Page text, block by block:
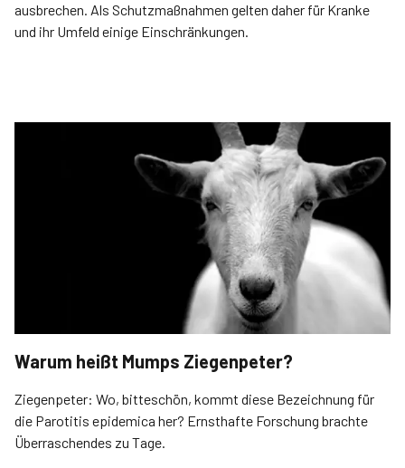
ausbrechen. Als Schutzmaßnahmen gelten daher für Kranke
und ihr Umfeld einige Einschränkungen.
Warum heißt Mumps Ziegenpeter?
Ziegenpeter: Wo, bitteschön, kommt diese Bezeichnung für
die Parotitis epidemica her? Ernsthafte Forschung brachte
Überraschendes zu Tage.